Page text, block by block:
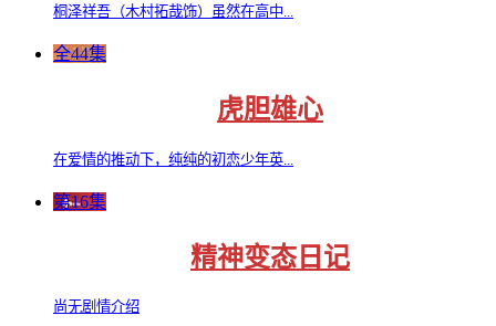
桐泽祥吾（木村拓哉饰）虽然在高中...
全44集
虎胆雄心
在爱情的推动下，纯纯的初恋少年英...
第16集
精神变态日记
尚无剧情介绍